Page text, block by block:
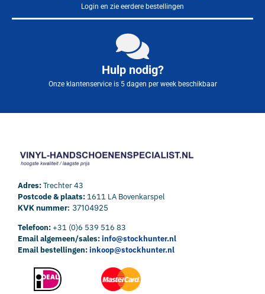
Login en zie eerdere bestellingen
Hulp nodig?
Onze klantenservice is 5 dagen per week beschikbaar
Adres:Trechter 43
Postcode & plaats: 1611 LA Bovenkarspel
KVK nummer: 37104925
Telefoon:+31 (0)6 539 516 83
Email algemeen/sales:info@stockhunter.nl
Email bestellingen:inkoop@stockhunter.nl